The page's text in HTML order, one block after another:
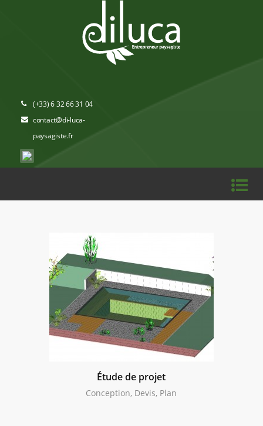
(+33) 6 32 66 31 04
contact@di-luca-
paysagiste.fr
Étude de projet
Conception, Devis, Plan